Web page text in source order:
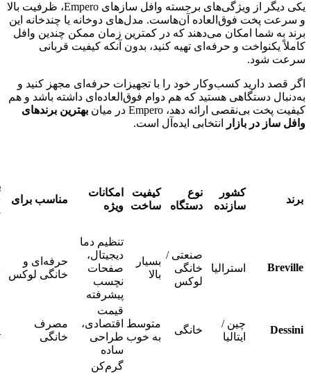
یکی دیگر از ویژگی‌های برجسته وافل سازهای Empero، ظرفیت بالا
و سرعت پخت فوق‌العاده آن‌هاست. مدل‌های دوخانه یا چندخانه این
برند به شما امکان می‌دهند که در کمترین زمان ممکن چندین وافل
کاملاً یکنواخت و حرفه‌ای تهیه کنید، بدون آنکه کیفیت قربانی
سرعت شود.
اگر قصد دارید کسب‌وکار خود را با تجهیزات حرفه‌ای مجهز کنید و
به‌دنبال دستگاهی هستید که هم دوام فوق‌العاده‌ای داشته باشد و هم
کیفیت پخت بی‌نقصی ارائه دهد، Empero در میان
بهترین برندهای
وافل ساز در بازار
انتخابی ایده‌آل است.
برند
کشور
سازنده
نوع
دستگاه
کیفیت
ساخت
امکانات
ویژه
مناسب برای
Breville استرالیا
صنعتی /
خانگی
لوکس
بسیار
بالا
تنظیم دما
دیجیتال،
صفحات
نچسب
پیشرفته
حرفه‌ای و
خانگی لوکس
Dessini
چین /
ایتالیا
خانگی
متوسط
به خوب
قیمت
اقتصادی،
طراحی
ساده
مصرف
خانگی
گرم‌کن